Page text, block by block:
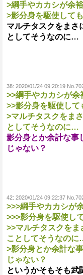
>綱手やカカシが余
>影分身を駆使して
マルチタスクをまさ
としてそうなのに…
38: 2020/01/24 09:20:19
>>綱手やカカシが余
>>影分身を駆使して
>マルチタスクをま
としてそうなのに…
影分身とか余計な事
じゃない？
42: 2020/01/24 09:22:37
>>>綱手やカカシが
>>>影分身を駆使し
>>マルチタスクを
ことしてそうなの
>影分身とか余計な
じゃない？
というかそもそも武